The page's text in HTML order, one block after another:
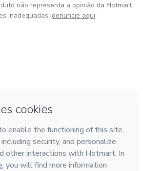
não representa a opinião da Hotmart.
inadequadas, denuncie aqui